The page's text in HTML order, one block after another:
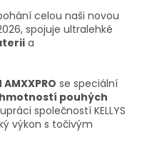
celou naši novou
spojuje ultralehké
a
se speciální
hmotností pouhých
společností KELLYS
výkon s točivým